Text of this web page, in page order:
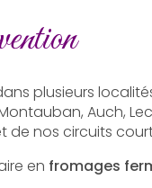
plusieurs
Auch,
de nos circuits
en fromages